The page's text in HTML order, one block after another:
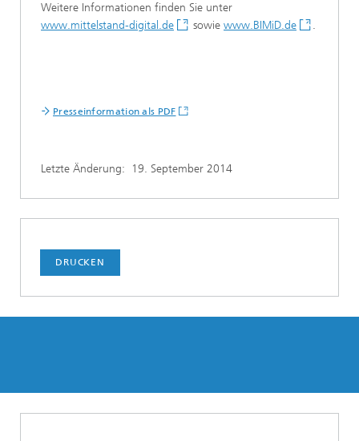
Weitere Informationen finden Sie unter
www.mittelstand-digital.de
sowie www.BIMiD.de .
Presseinformation als PDF
Letzte Änderung: 19. September 2014
DRUCKEN